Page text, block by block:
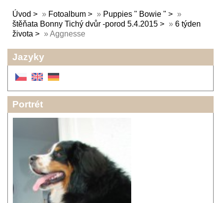
Úvod » Fotoalbum » Puppies " Bowie "
»
štěňata Bonny Tichý dvůr -porod 5.4.2015
» 6 týden
života
»Aggnesse
Jazyky
Portrét